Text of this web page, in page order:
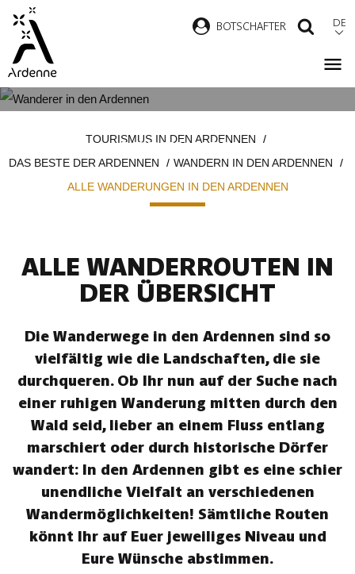
Direkt
zum
Inhalt
BOTSCHAFTER DE
ARDENNEN
TOURISMUS IN DEN ARDENNEN
DAS BESTE DER ARDENNEN
WANDERN IN DEN ARDENNEN
ALLE WANDERUNGEN IN DEN ARDENNEN
ALLE WANDERROUTEN IN
DER ÜBERSICHT
Die Wanderwege in den Ardennen sind so
vielfältig wie die Landschaften, die sie
durchqueren. Ob Ihr nun auf der Suche nach
einer ruhigen Wanderung mitten durch den
Wald seid, lieber an einem Fluss entlang
marschiert oder durch historische Dörfer
wandert: In den Ardennen gibt es eine schier
unendliche Vielfalt an verschiedenen
Wandermöglichkeiten! Sämtliche Routen
könnt Ihr auf Euer jeweiliges Niveau und
Eure Wünsche abstimmen.